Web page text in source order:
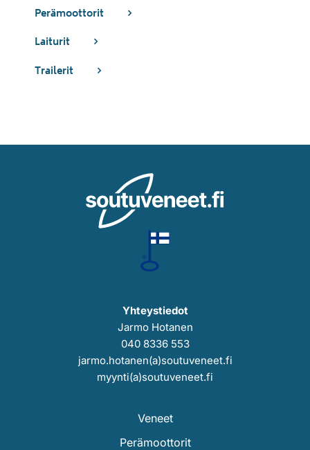
Perämoottorit
Laiturit
Trailerit
Yhteystiedot
Jarmo Hotanen
040 8336 553
jarmo.hotanen(a)soutuveneet.fi
myynti(a)soutuveneet.fi
Veneet
Perämoottorit